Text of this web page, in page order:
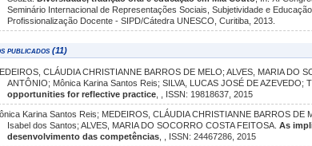
Seminário Internacional de Representações Sociais, Subjetividade e
Profissionalização Docente - SIPD/Cátedra UNESCO, Curitiba, 2013.
publicados (11)
CLÁUDIA CHRISTIANNE BARROS DE MELO; ALVES, MARIA DO
ANTÔNIO; Mônica Karina Santos Reis; SILVA, LUCAS JOSÉ DE AZEVEDO;
opportunities for reflective practice , , ISSN: 19818637, 2015
Karina Santos Reis; MEDEIROS, CLÁUDIA CHRISTIANNE BARROS
Isabel dos Santos; ALVES, MARIA DO SOCORRO COSTA FEITOSA.As
desenvolvimento das competências , , ISSN: 24467286, 2015